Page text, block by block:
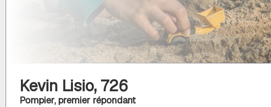
Kevin Lisio, 726
Pompier, premier répondant